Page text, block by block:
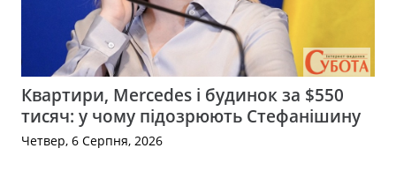
Квартири, Mercedes і будинок за $550
тисяч: у чому підозрюють Стефанішину
Четвер, 6 Серпня, 2026